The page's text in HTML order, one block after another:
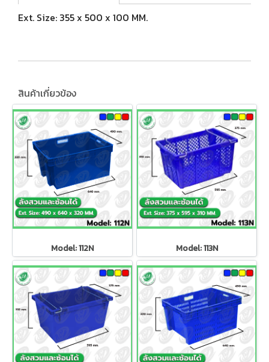
Ext. Size: 355 x 500 x 100 MM.
สินค้าเกี่ยวข้อง
Model: 112N Model: 113N